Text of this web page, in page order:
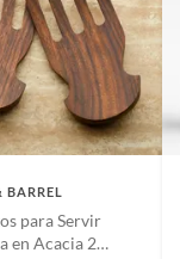
BARREL
para Servir
en Acacia 2